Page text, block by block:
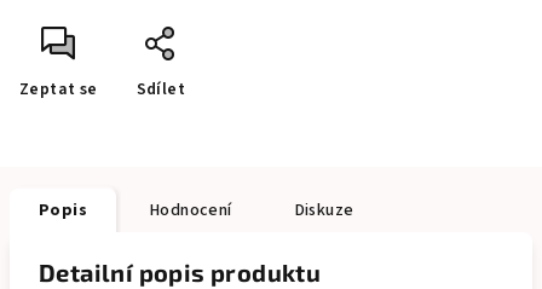
Zeptat se Sdílet
Popis Hodnocení Diskuze
Detailní popis produktu